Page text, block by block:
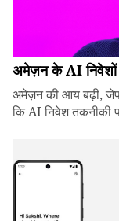
अमेज़न के AI निवेशों
अमेज़न की आय बढ़ी, जेफ
कि AI निवेश तकनीकी